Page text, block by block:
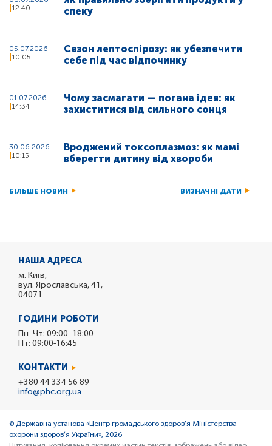
12:40
спеку
05.07.2026
10:05
Сезон лептоспірозу: як убезпечити
себе під час відпочинку
01.07.2026
14:34
Чому засмагати — погана ідея: як
захиститися від сильного сонця
30.06.2026
10:15
Вроджений токсоплазмоз: як мамі
вберегти дитину від хвороби
БІЛЬШЕ НОВИН ВИЗНАЧНІ ДАТИ
НАША АДРЕСА
м. Київ,
вул. Ярославська, 41,
04071
ГОДИНИ РОБОТИ
Пн–Чт: 09:00–18:00
Пт: 09:00-16:45
КОНТАКТИ
+380 44 334 56 89
info@phc.org.ua
© Державна установа «Центр громадського здоров’я Міністерства
охорони здоров’я України», 2026